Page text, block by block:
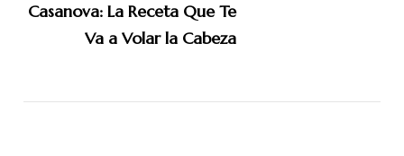
Casanova: La Receta Que Te
Va a Volar la Cabeza